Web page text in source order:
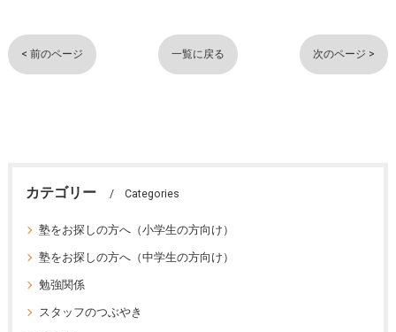
< 前のページ 一覧に戻る 次のページ >
カテゴリー Categories
塾をお探しの方へ（小学生の方向け）
塾をお探しの方へ（中学生の方向け）
勉強関係
スタッフのつぶやき